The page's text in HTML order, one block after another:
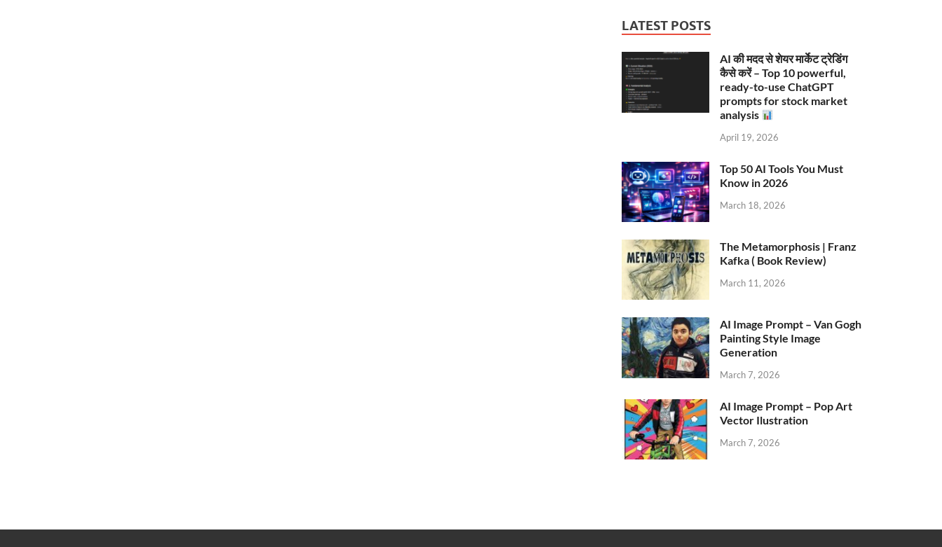
LATEST POSTS
AI की मदद से शेयर मार्केट ट्रेडिंग
कैसे करें – Top 10 powerful,
ready-to-use ChatGPT
prompts for stock market
analysis
April 19, 2026
Top 50 AI Tools You Must
Know in 2026
March 18, 2026
The Metamorphosis | Franz
Kafka ( Book Review)
March 11, 2026
AI Image Prompt – Van Gogh
Painting Style Image
Generation
March 7, 2026
AI Image Prompt – Pop Art
Vector Ilustration
March 7, 2026